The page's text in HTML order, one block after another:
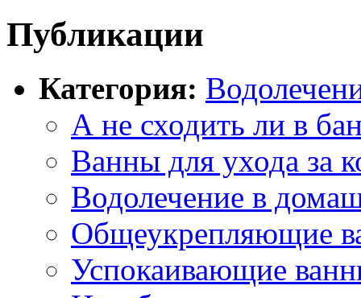
Публикации
Категория:
А не сходить ли в
Ванны для ухода за
Водолечение в
Общеукрепляющие
Успокаивающие